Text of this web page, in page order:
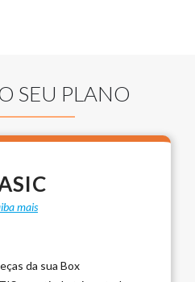
SEU PLANO
mais
da sua Box